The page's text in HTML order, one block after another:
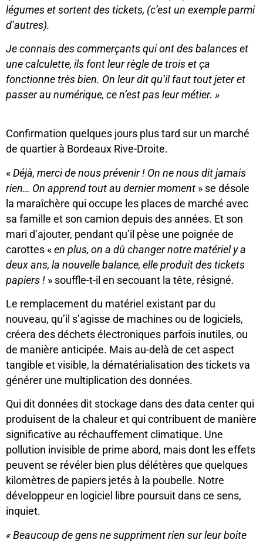
légumes et sortent des tickets, (c’est un exemple parmi
d’autres).
Je connais des commerçants qui ont des balances et
une calculette, ils font leur règle de trois et ça
fonctionne très bien. On leur dit qu’il faut tout jeter et
passer au numérique, ce n’est pas leur métier. »
Confirmation quelques jours plus tard sur un marché
de quartier à Bordeaux Rive-Droite.
« Déjà, merci de nous prévenir ! On ne nous dit jamais
rien… On apprend tout au dernier moment » se désole
la maraîchère qui occupe les places de marché avec
sa famille et son camion depuis des années. Et son
mari d’ajouter, pendant qu’il pèse une poignée de
carottes « en plus, on a dû changer notre matériel y a
deux ans, la nouvelle balance, elle produit des tickets
papiers ! » souffle-t-il en secouant la tête, résigné.
Le remplacement du matériel existant par du
nouveau, qu’il s’agisse de machines ou de logiciels,
créera des déchets électroniques parfois inutiles, ou
de manière anticipée. Mais au-delà de cet aspect
tangible et visible, la dématérialisation des tickets va
générer une multiplication des données.
Qui dit données dit stockage dans des data center qui
produisent de la chaleur et qui contribuent de manière
significative au réchauffement climatique. Une
pollution invisible de prime abord, mais dont les effets
peuvent se révéler bien plus délétères que quelques
kilomètres de papiers jetés à la poubelle. Notre
développeur en logiciel libre poursuit dans ce sens,
inquiet.
« Beaucoup de gens ne suppriment rien sur leur boite